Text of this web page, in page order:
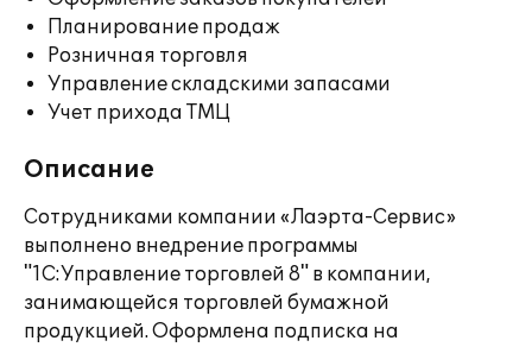
Планирование продаж
Розничная торговля
Управление складскими запасами
Учет прихода ТМЦ
Описание
Сотрудниками компании «Лаэрта-Сервис»
выполнено внедрение программы
"1С:Управление торговлей 8" в компании,
занимающейся торговлей бумажной
продукцией. Оформлена подписка на